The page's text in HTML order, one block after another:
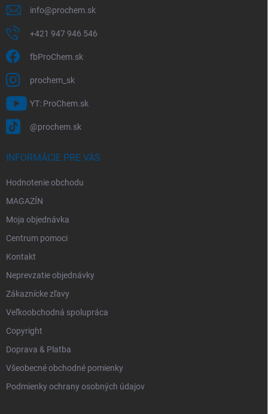
info@prochem.sk
+421 947 946 546
fbProChem.sk
prochem_sk
YT: ProChem.sk
@prochem.sk
INFORMÁCIE PRE VÁS
Hodnotenie obchodu
MAGAZÍN
Moja objednávka
Centrum pomoci
Kontakt
Neprevzatie objednávky
Zákaznícke zľavy
Veľkoobchodná spolupráca
Copyright
Doprava & Platba
Všeobecné obchodné pomienky
Podmienky ochrany osobných údajov